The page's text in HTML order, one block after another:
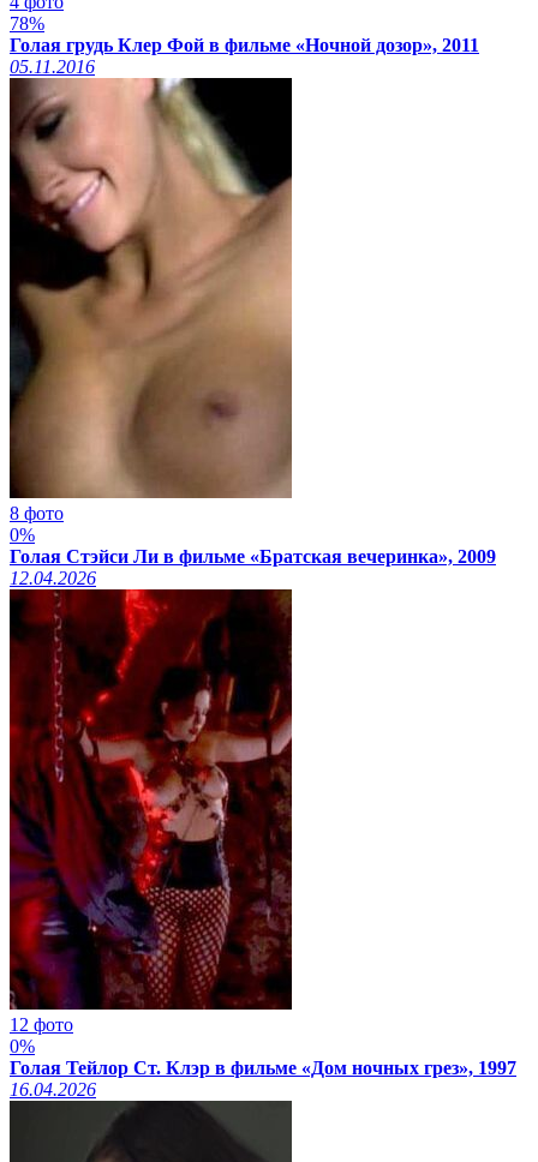
78%
Голая грудь Клер Фой в фильме «Ночной дозор», 2011
05.11.2016
8 фото
0%
Голая Стэйси Ли в фильме «Братская вечеринка», 2009
12.04.2026
12 фото
0%
Голая Тейлор Ст. Клэр в фильме «Дом ночных грез», 1997
16.04.2026